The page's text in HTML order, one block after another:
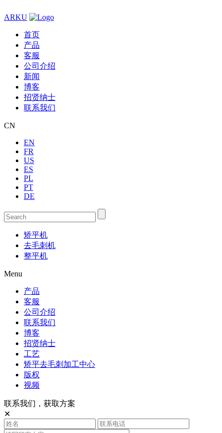
ARKU
首页
产品
客服
公司介绍
新闻
博客
招贤纳士
联系我们
CN
EN
FR
US
ES
PL
PT
DE
矫平机
去毛刺机
整平机
Menu
产品
客服
公司介绍
联系我们
博客
招贤纳士
工艺
矫平去毛刺加工中心
版权
视频
联系我们，获取方案
✕